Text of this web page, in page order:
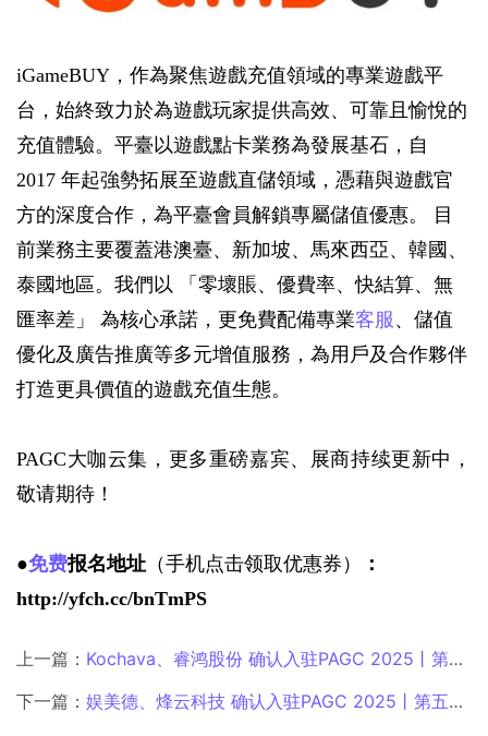
iGameBUY，作為聚焦遊戲充值領域的專業遊戲平
台，始終致力於為遊戲玩家提供高效、可靠且愉悅的
充值體驗。平臺以遊戲點卡業務為發展基石，自
2017 年起強勢拓展至遊戲直儲領域，憑藉與遊戲官
方的深度合作，為平臺會員解鎖專屬儲值優惠。 目
前業務主要覆蓋港澳臺、新加坡、馬來西亞、韓國、
泰國地區。我們以 「零壞賬、優費率、快結算、無
匯率差」 為核心承諾，更免費配備專業客服 、儲值
優化及廣告推廣等多元增值服務，為用戶及合作夥伴
打造更具價值的遊戲充值生態。
PAGC大咖云集，更多重磅嘉宾、展商持续更新中，
敬请期待！
●免费报名地址 （手机点击领取优惠券）
：
http://yfch.cc/bnTmPS
上一篇： Kochava、睿鸿股份 确认入驻PAGC 2025丨第五届全球产品与增长展会！
下一篇： 娱美德、烽云科技 确认入驻PAGC 2025丨第五届全球产品与增长展会！